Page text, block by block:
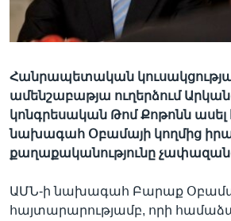
Հանրապետական
ամենշաբաթյա ուղերձում
կոնգրեսական Թոմ Քոթոնն ասել
նախագահ Օբամայի կողմից
քաղաքականությունը
ԱՄՆ-ի նախագահ Բարաք
հայտարարությամբ, որի